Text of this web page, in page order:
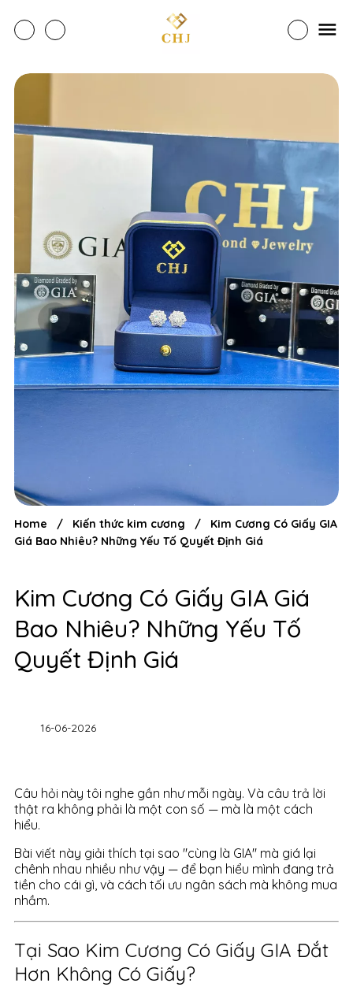
Kim Cương Có Giấy GIA Giá
Bao Nhiêu? Những Yếu Tố
Quyết Định Giá
Câu hỏi này tôi nghe gần như mỗi ngày. Và câu trả lời
thật ra không phải là một con số — mà là một cách
hiểu.
Bài viết này giải thích tại sao "cùng là GIA" mà giá lại
chênh nhau nhiều như vậy — để bạn hiểu mình đang trả
tiền cho cái gì, và cách tối ưu ngân sách mà không mua
nhầm.
Tại Sao Kim Cương Có Giấy GIA Đắt
Hơn Không Có Giấy?
Home / Kiến thức kim cương /
Kim Cương Có Giấy GIA
Giá Bao Nhiêu? Những Yếu Tố Quyết Định Giá
16-06-2026